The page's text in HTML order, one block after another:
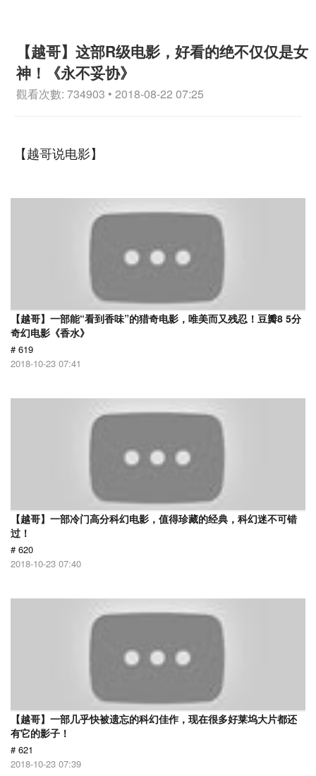
【越哥】这部R级电影，好看的绝不仅仅是女
神！《永不妥协》
觀看次數: 734903 • 2018-08-22 07:25
【越哥说电影】
【越哥】一部能“看到香味”的猎奇电影，唯美而又残忍！豆瓣8 5分
奇幻电影《香水》
# 619
2018-10-23 07:41
【越哥】一部冷门高分科幻电影，值得珍藏的经典，科幻迷不可错
过！
# 620
2018-10-23 07:40
【越哥】一部几乎快被遗忘的科幻佳作，现在很多好莱坞大片都还
有它的影子！
# 621
2018-10-23 07:39